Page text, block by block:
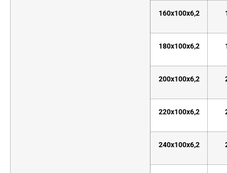
160x100x6,2
180x100x6,2
200x100x6,2
220x100x6,2
240x100x6,2